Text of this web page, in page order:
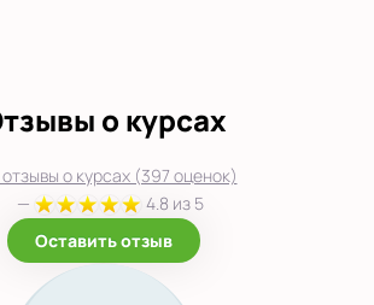
о курсах
отзывы о курсах (397 оценок)
—
4.8 из 5
Оставить отзыв